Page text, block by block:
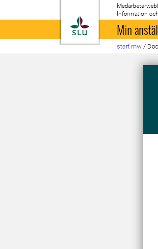
Till startsida
Information
Min
start mw /